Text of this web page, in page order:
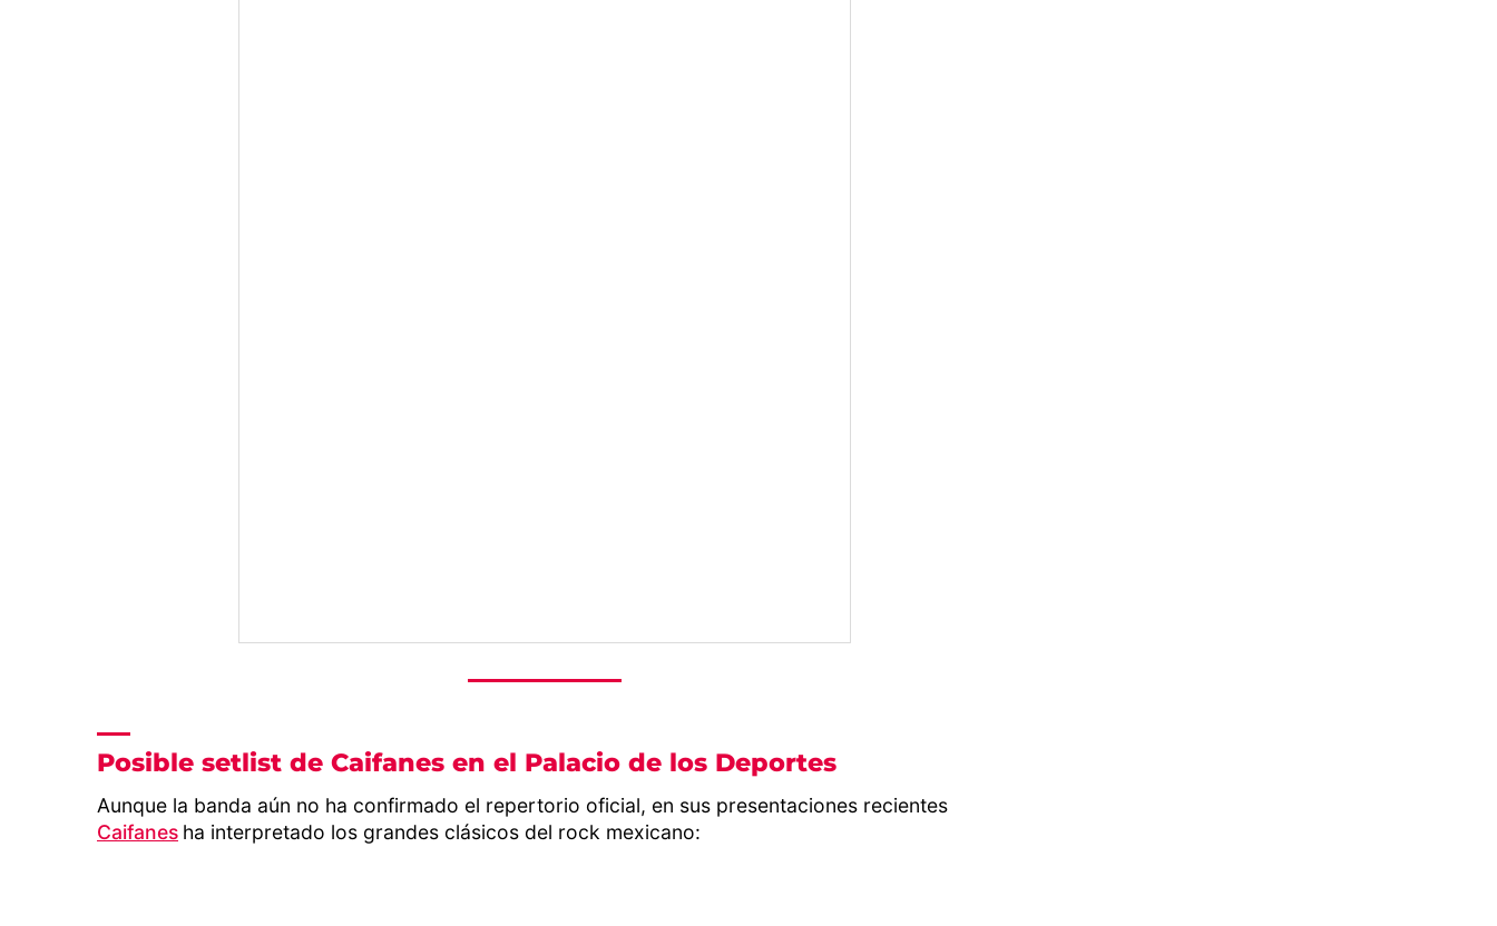
Posible setlist de Caifanes en el Palacio de los Deportes
Aunque la banda aún no ha confirmado el repertorio oficial, en sus presentaciones recientes
Caifanes ha interpretado los grandes clásicos del rock mexicano: